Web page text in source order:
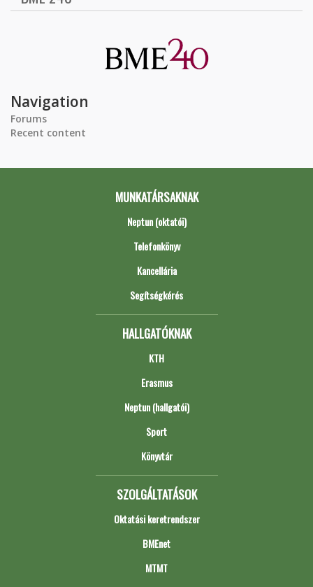
Navigation
Forums
Recent content
MUNKATÁRSAKNAK
Neptun (oktatói)
Telefonkönyv
Kancellária
Segítségkérés
HALLGATÓKNAK
KTH
Erasmus
Neptun (hallgatói)
Sport
Könyvtár
SZOLGÁLTATÁSOK
Oktatási keretrendszer
BMEnet
MTMT